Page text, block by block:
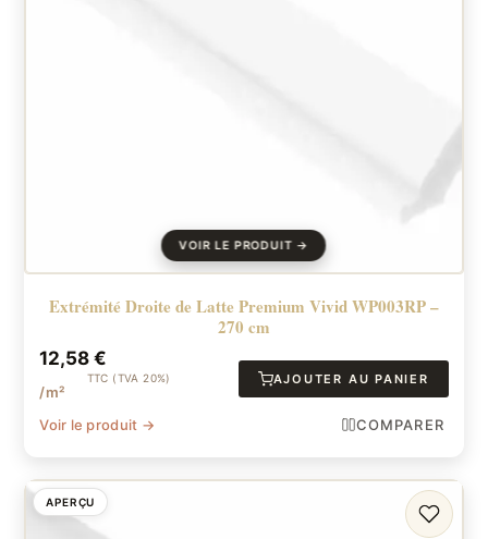
Extrémité Droite de Latte Premium Vivid WP003RP –
270 cm
12,58€
TTC (TVA 20%)
/m²
AJOUTER AU PANIER
Voir le produit → COMPARER
APERÇU